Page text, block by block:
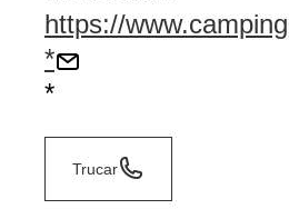
https://
*
*
Trucar